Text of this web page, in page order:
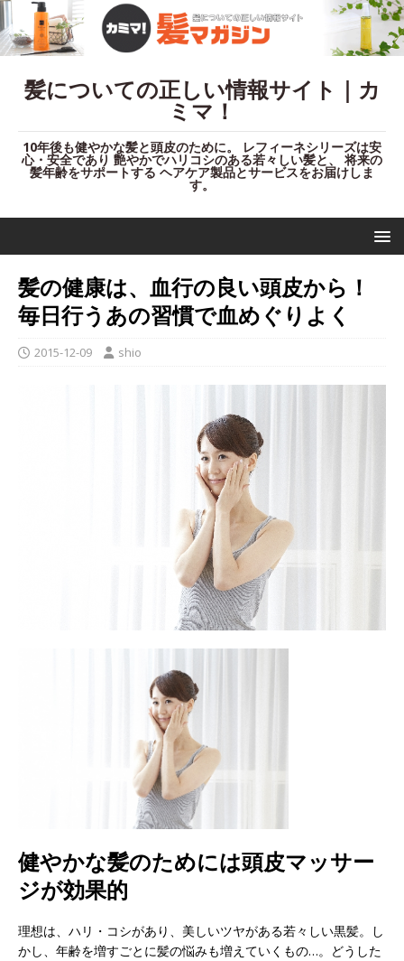
髪についての正しい情報サイト｜カ
ミマ！
10年後も健やかな髪と頭皮のために。 レフィーネシリーズは安
心・安全であり 艶やかでハリコシのある若々しい髪と、 将来の
髪年齢をサポートする ヘアケア製品とサービスをお届けしま
す。
髪の健康は、血行の良い頭皮から！
毎日行うあの習慣で血めぐりよく
2015-12-09 shio
健やかな髪のためには頭皮マッサー
ジが効果的
理想は、ハリ・コシがあり、美しいツヤがある若々しい黒髪。し
かし、年齢を増すごとに髪の悩みも増えていくもの…。どうした